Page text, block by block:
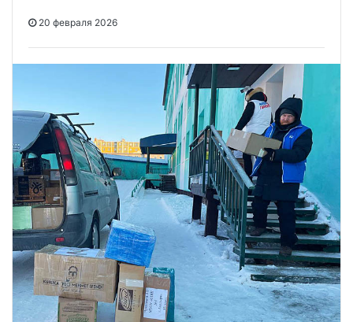
20 февраля 2026